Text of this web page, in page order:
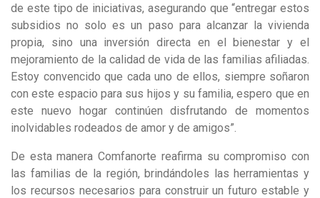
de este tipo de iniciativas, asegurando que “entregar estos
subsidios no solo es un paso para alcanzar la vivienda
propia, sino una inversión directa en el bienestar y el
mejoramiento de la calidad de vida de las familias afiliadas.
Estoy convencido que cada uno de ellos, siempre soñaron
con este espacio para sus hijos y su familia, espero que en
este nuevo hogar continúen disfrutando de momentos
inolvidables rodeados de amor y de amigos”.
De esta manera Comfanorte reafirma su compromiso con
las familias de la región, brindándoles las herramientas y
los recursos necesarios para construir un futuro estable y